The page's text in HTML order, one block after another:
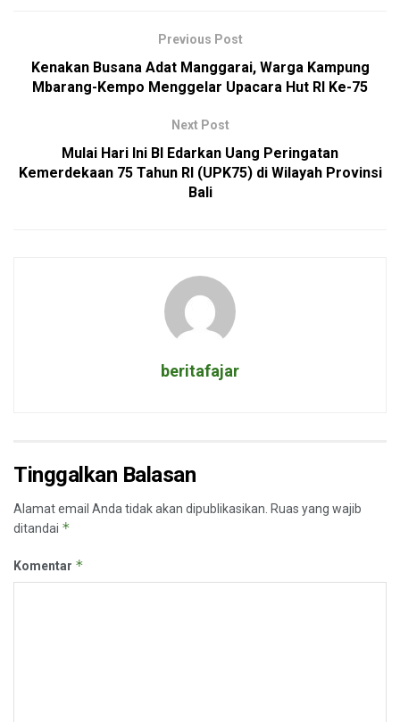
Previous Post
Kenakan Busana Adat Manggarai, Warga Kampung
Mbarang-Kempo Menggelar Upacara Hut RI Ke-75
Next Post
Mulai Hari Ini BI Edarkan Uang Peringatan
Kemerdekaan 75 Tahun RI (UPK75) di Wilayah Provinsi
Bali
beritafajar
Tinggalkan Balasan
Alamat email Anda tidak akan dipublikasikan. Ruas yang wajib
ditandai *
Komentar *